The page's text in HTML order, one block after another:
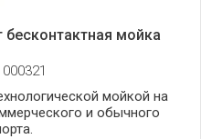
мойка
000321
мойкой на
и обычного